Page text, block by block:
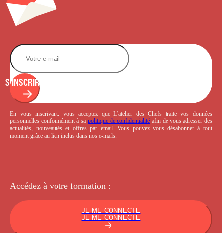
S'INSCRIRE
En vous inscrivant, vous acceptez que L’atelier des Chefs traite vos données
personnelles conformément à sa politique de confidentialité afin de vous adresser des
actualités, nouveautés et offres par email. Vous pouvez vous désabonner à tout
moment grâce au lien inclus dans nos e-mails.
Accédez à votre formation :
JE ME CONNECTE
JE ME CONNECTE